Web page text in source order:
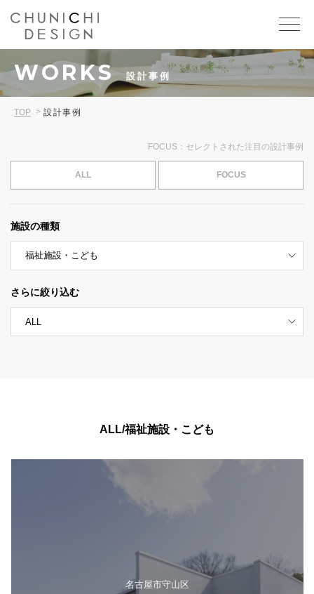
WORKS 設計事例
TOP 設計事例
FOCUS：セレクトされた注目の設計事例
ALL FOCUS
施設の種類
さらに絞り込む
ALL/福祉施設・こども
名古屋市守山区